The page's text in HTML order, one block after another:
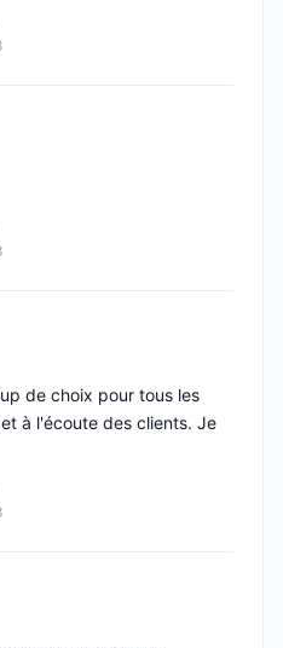
de choix pour tous les
à l'écoute des clients. Je